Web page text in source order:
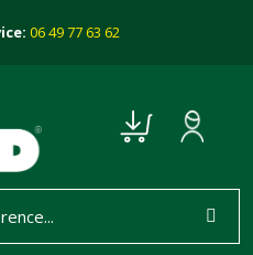
06 49 77 63 62